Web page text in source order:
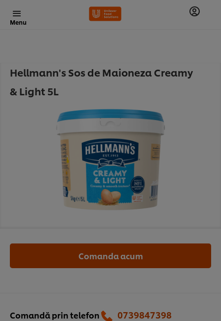
Menu
Hellmann's Sos de Maioneza Creamy
& Light 5L
Comanda acum
Comandă prin telefon 0739847398‬